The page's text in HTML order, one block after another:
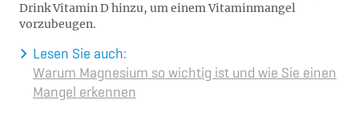
Drink Vitamin D hinzu, um einem Vitaminmangel
vorzubeugen.
Lesen Sie auch:
Warum Magnesium so wichtig ist und wie Sie einen
Mangel erkennen